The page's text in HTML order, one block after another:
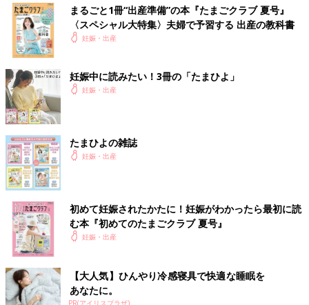
まるごと1冊“出産準備”の本『たまごクラブ 夏号』
〈スペシャル大特集〉夫婦で予習する 出産の教科書
妊娠・出産
妊娠中に読みたい！3冊の「たまひよ」
妊娠・出産
たまひよの雑誌
妊娠・出産
初めて妊娠されたかたに！妊娠がわかったら最初に読
む本『初めてのたまごクラブ 夏号』
妊娠・出産
【大人気】ひんやり冷感寝具で快適な睡眠を
あなたに。
PR(アイリスプラザ)